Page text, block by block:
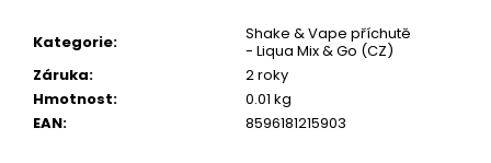
Kategorie:
Shake & Vape příchutě
- Liqua Mix & Go (CZ)
Záruka:
2 roky
Hmotnost:
0.01 kg
EAN: 8596181215903
m
e